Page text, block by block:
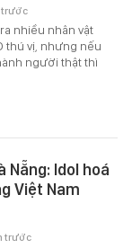
nhiều nhân vật
thú vị, nhưng nếu
người thật thì
trước
Nẵng: Idol hoá
Việt Nam
trước